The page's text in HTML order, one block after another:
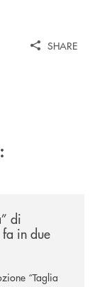
SHARE
di
fa in due
“Taglia